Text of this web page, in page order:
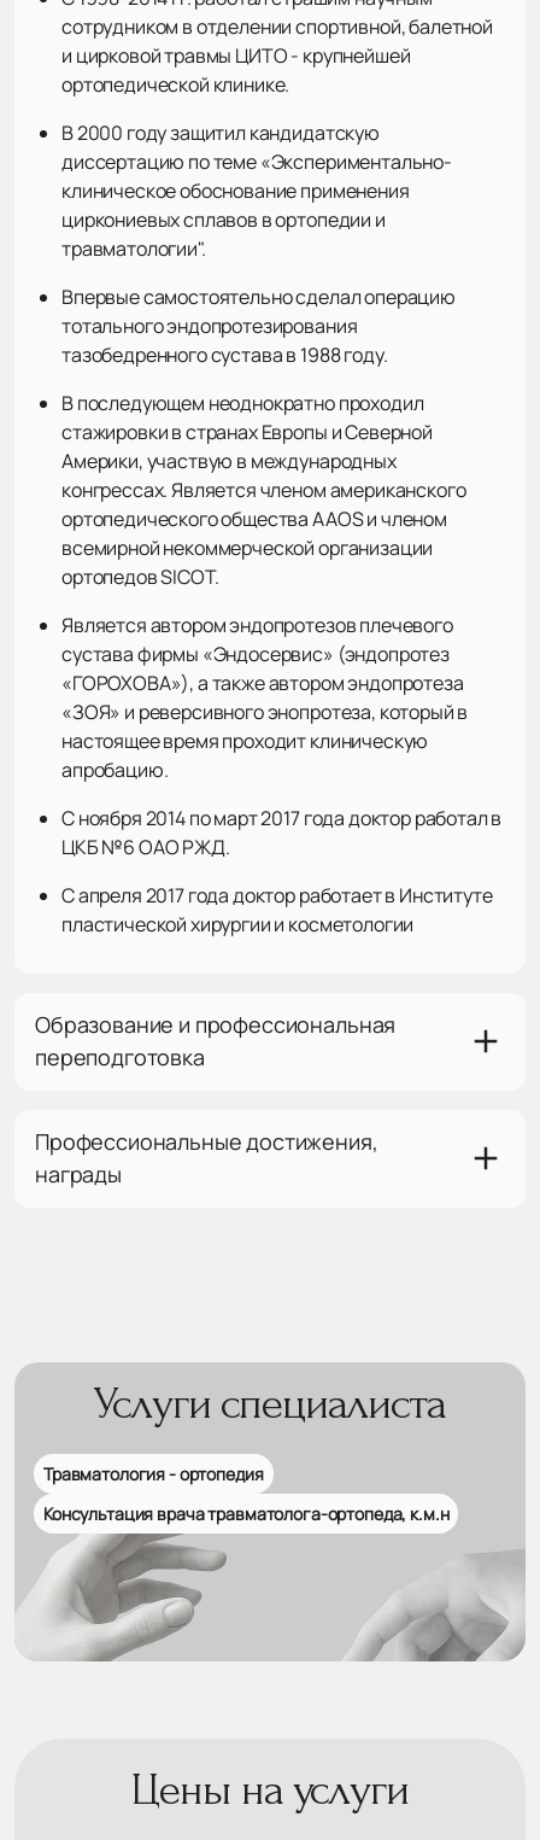
сотрудником в отделении спортивной, балетной
и цирковой травмы ЦИТО - крупнейшей
ортопедической клинике.
В 2000 году защитил кандидатскую
диссертацию по теме «Экспериментально-
клиническое обоснование применения
циркониевых сплавов в ортопедии и
травматологии".
Впервые самостоятельно сделал операцию
тотального эндопротезирования
тазобедренного сустава в 1988 году.
В последующем неоднократно проходил
стажировки в странах Европы и Северной
Америки, участвую в международных
конгрессах. Является членом американского
ортопедического общества AAOS и членом
всемирной некоммерческой организации
ортопедов SICOT.
Является автором эндопротезов плечевого
сустава фирмы «Эндосервис» (эндопротез
«ГОРОХОВА»), а также автором эндопротеза
«ЗОЯ» и реверсивного энопротеза, который в
настоящее время проходит клиническую
апробацию.
С ноября 2014 по март 2017 года доктор работал в
ЦКБ №6 ОАО РЖД.
С апреля 2017 года доктор работает в Институте
пластической хирургии и косметологии
Образование и профессиональная
переподготовка
Профессиональные достижения,
награды
Услуги специалиста
Травматология - ортопедия
Консультация врача травматолога-ортопеда, к.м.н
Цены на услуги